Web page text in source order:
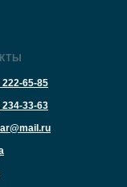
222-65-85
234-33-63